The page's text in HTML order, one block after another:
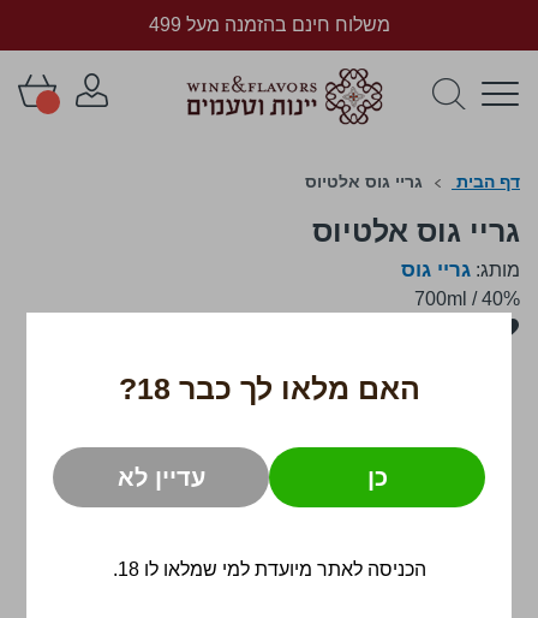
האם מלאו לך כבר 18?
כן עדיין לא
הכניסה לאתר מיועדת למי שמלאו לו 18.
משלוח חינם בהזמנה מעל 499
דף הבית גריי גוס אלטיוס
גריי גוס אלטיוס
מותג: גריי גוס
700ml /40%
לדלג
לסוף